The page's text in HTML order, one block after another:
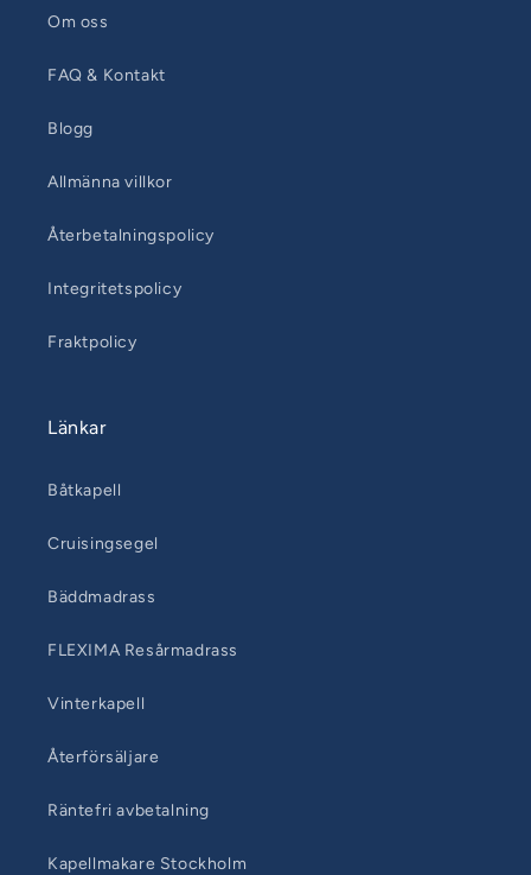
Om oss
FAQ & Kontakt
Blogg
Allmänna villkor
Återbetalningspolicy
Integritetspolicy
Fraktpolicy
Länkar
Båtkapell
Cruisingsegel
Bäddmadrass
FLEXIMA Resårmadrass
Vinterkapell
Återförsäljare
Räntefri avbetalning
Kapellmakare Stockholm